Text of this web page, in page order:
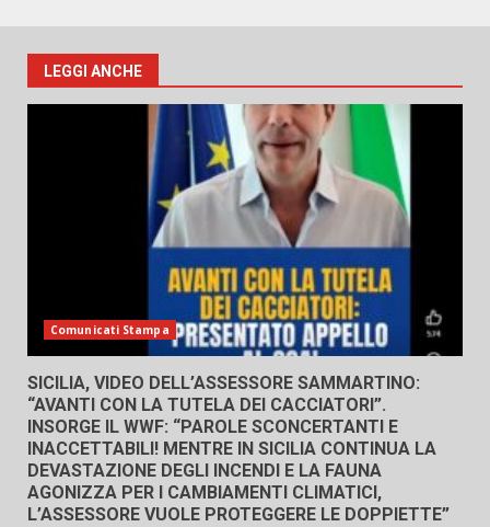
LEGGI ANCHE
Comunicati Stampa
SICILIA, VIDEO DELL’ASSESSORE SAMMARTINO:
“AVANTI CON LA TUTELA DEI CACCIATORI”.
INSORGE IL WWF: “PAROLE SCONCERTANTI E
INACCETTABILI! MENTRE IN SICILIA CONTINUA LA
DEVASTAZIONE DEGLI INCENDI E LA FAUNA
AGONIZZA PER I CAMBIAMENTI CLIMATICI,
L’ASSESSORE VUOLE PROTEGGERE LE DOPPIETTE”